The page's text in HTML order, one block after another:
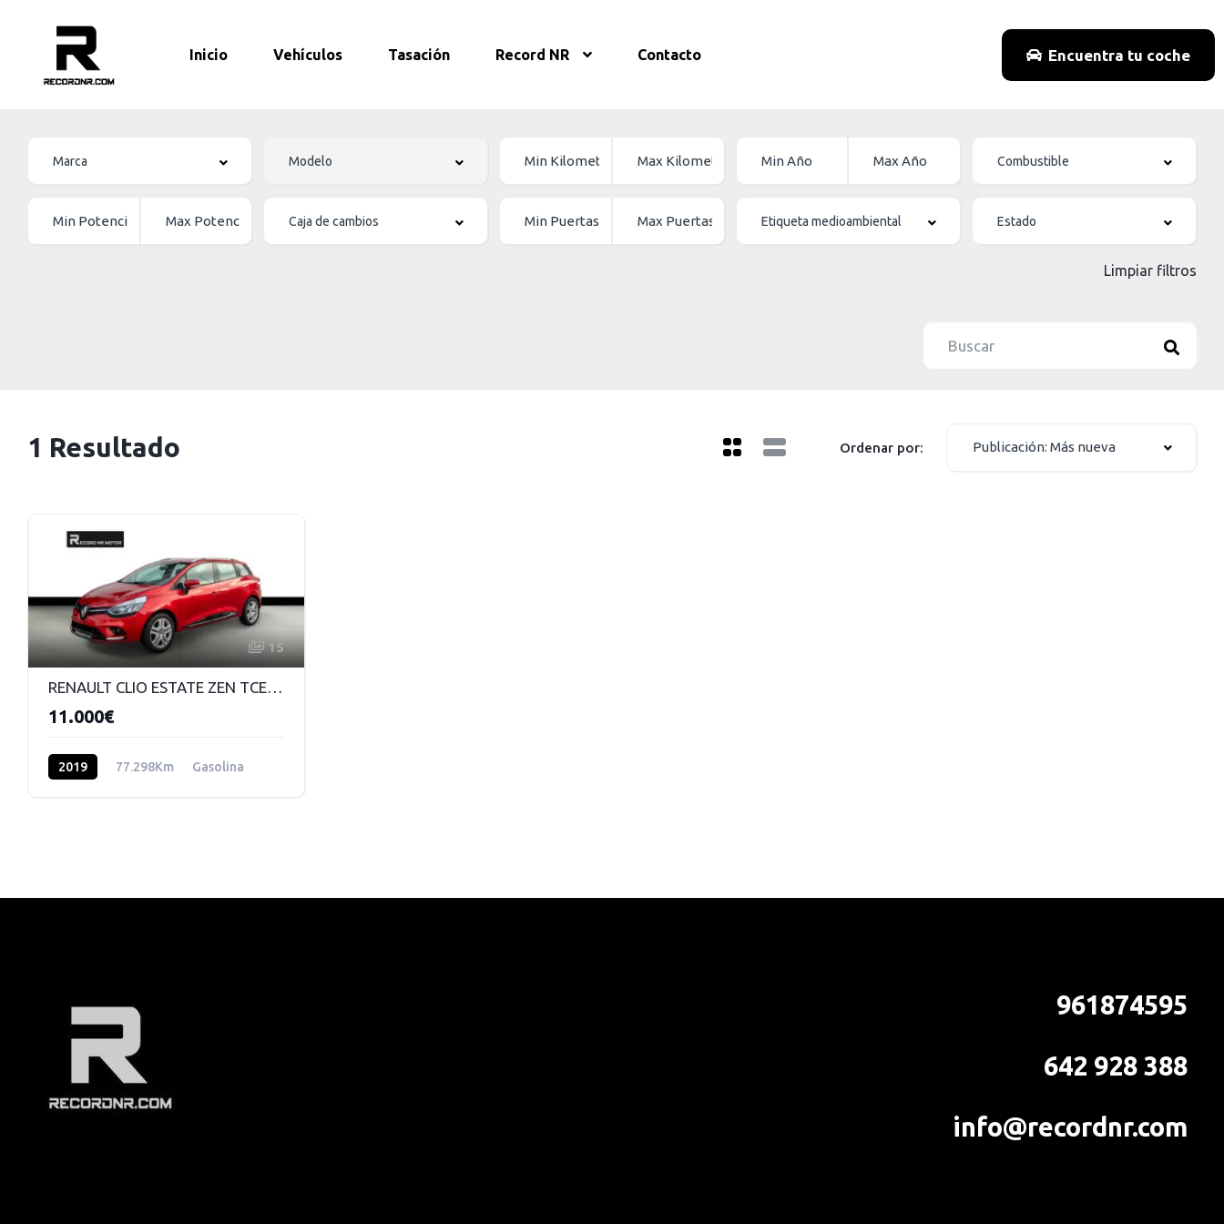
Inicio Vehículos Tasación Record NR Contacto Encuentra tu coche
Limpiar filtros
1 Resultado Ordenar por: Publicación: Más nueva
15
RENAULT CLIO ESTATE ZEN TCE 90 CV MANUAL GASOLINA 5VEL
11.000€
2019 77.298Km Gasolina
961874595
642 928 388
info@recordnr.com